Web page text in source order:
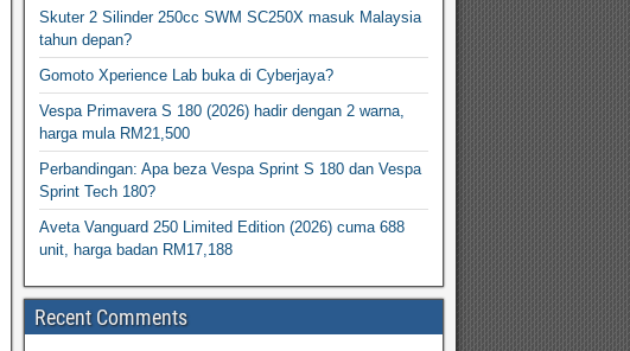
Skuter 2 Silinder 250cc SWM SC250X masuk Malaysia
tahun depan?
Gomoto Xperience Lab buka di Cyberjaya?
Vespa Primavera S 180 (2026) hadir dengan 2 warna,
harga mula RM21,500
Perbandingan: Apa beza Vespa Sprint S 180 dan Vespa
Sprint Tech 180?
Aveta Vanguard 250 Limited Edition (2026) cuma 688
unit, harga badan RM17,188
Recent Comments